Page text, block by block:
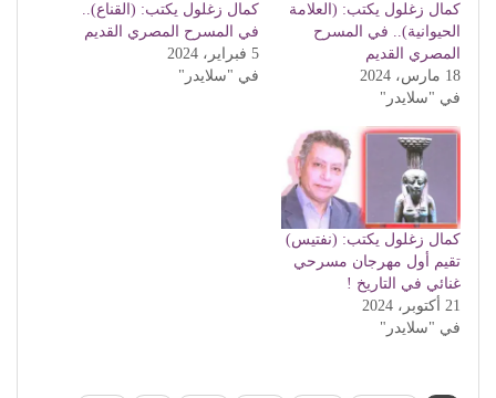
كمال زغلول يكتب: (العلامة
الحيوانية).. في المسرح
المصري القديم
18 مارس، 2024
في "سلايدر"
كمال زغلول يكتب: (القناع)..
في المسرح المصري القديم
5 فبراير، 2024
في "سلايدر"
كمال زغلول يكتب: (نفتيس)
تقيم أول مهرجان مسرحي
غنائي في التاريخ !
21 أكتوبر، 2024
في "سلايدر"